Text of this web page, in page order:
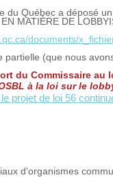
du Québec a déposé
MATIÈRE DE
documents/
partielle (que nous
du Commissaire au
à la loi sur le
projet de loi 56
d'organismes